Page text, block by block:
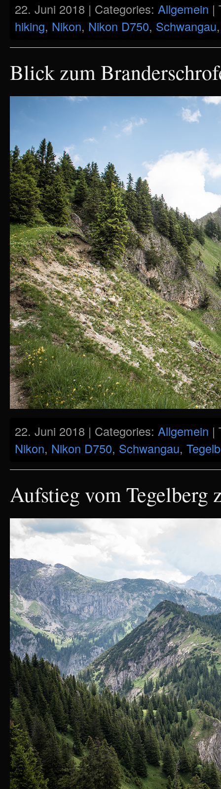
22. Juni 2018 | Categories: Allgemein |
hiking, Nikon, Nikon D750, Schwangau
Blick zum
22. Juni 2018 | Categories: Allgemein |
Nikon, Nikon D750, Schwangau,
Aufstieg vom Tegelberg